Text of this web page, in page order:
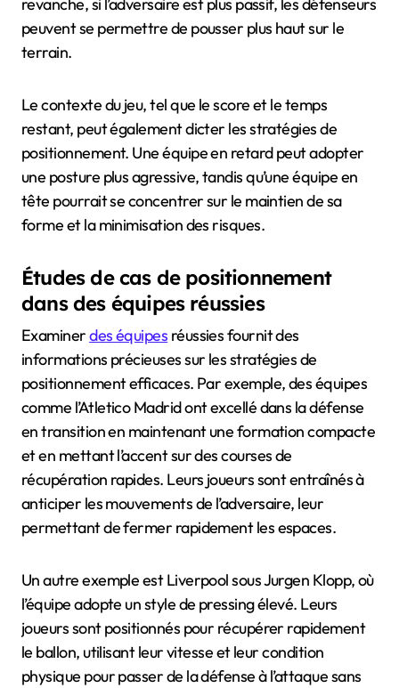
revanche, si l’adversaire est plus passif, les défenseurs
peuvent se permettre de pousser plus haut sur le
terrain.
Le contexte du jeu, tel que le score et le temps
restant, peut également dicter les stratégies de
positionnement. Une équipe en retard peut adopter
une posture plus agressive, tandis qu’une équipe en
tête pourrait se concentrer sur le maintien de sa
forme et la minimisation des risques.
Études de cas de positionnement
dans des équipes réussies
Examinerdes équipes réussies fournit des
informations précieuses sur les stratégies de
positionnement efficaces. Par exemple, des équipes
comme l’Atletico Madrid ont excellé dans la défense
en transition en maintenant une formation compacte
et en mettant l’accent sur des courses de
récupération rapides. Leurs joueurs sont entraînés à
anticiper les mouvements de l’adversaire, leur
permettant de fermer rapidement les espaces.
Un autre exemple est Liverpool sous Jurgen Klopp, où
l’équipe adopte un style de pressing élevé. Leurs
joueurs sont positionnés pour récupérer rapidement
le ballon, utilisant leur vitesse et leur condition
physique pour passer de la défense à l’attaque sans